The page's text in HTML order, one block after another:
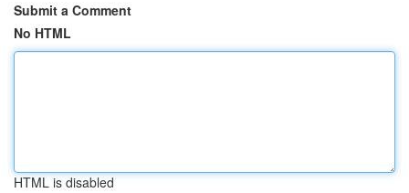
Submit a Comment
No HTML
HTML is disabled